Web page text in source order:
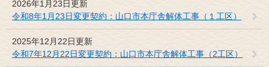
2026年1月23日更新
令和8年1月23日変更契約：山口市本庁舎解体工事（１工区）
2025年12月22日更新
令和7年12月22日変更契約：山口市本庁舎解体工事（2工区）